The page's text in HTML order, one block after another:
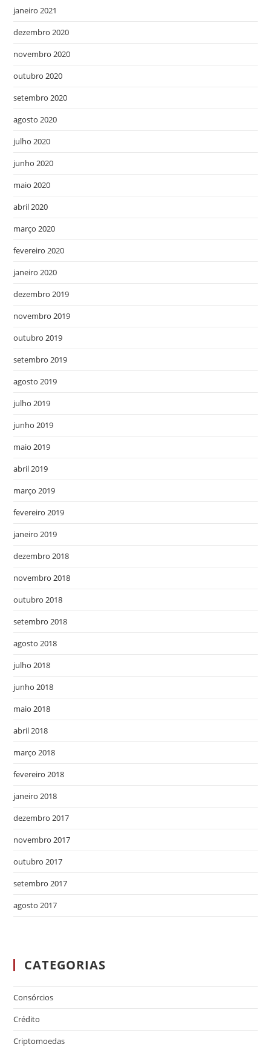
janeiro 2021
dezembro 2020
novembro 2020
outubro 2020
setembro 2020
agosto 2020
julho 2020
junho 2020
maio 2020
abril 2020
março 2020
fevereiro 2020
janeiro 2020
dezembro 2019
novembro 2019
outubro 2019
setembro 2019
agosto 2019
julho 2019
junho 2019
maio 2019
abril 2019
março 2019
fevereiro 2019
janeiro 2019
dezembro 2018
novembro 2018
outubro 2018
setembro 2018
agosto 2018
julho 2018
junho 2018
maio 2018
abril 2018
março 2018
fevereiro 2018
janeiro 2018
dezembro 2017
novembro 2017
outubro 2017
setembro 2017
agosto 2017
CATEGORIAS
Consórcios
Crédito
Criptomoedas